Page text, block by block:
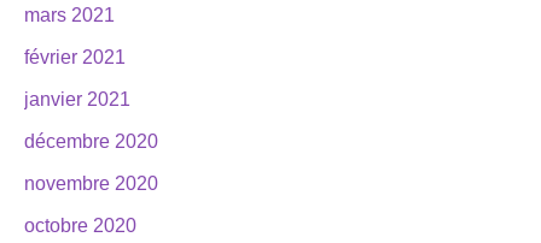
mars 2021
février 2021
janvier 2021
décembre 2020
novembre 2020
octobre 2020